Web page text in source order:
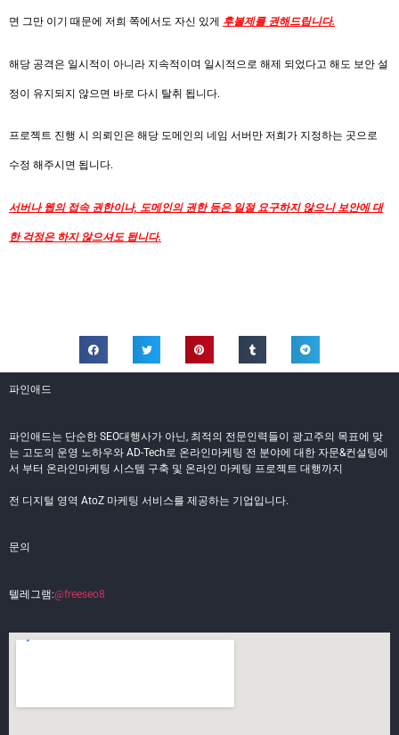
면 그만 이기 때문에 저희 쪽에서도 자신 있게 후불제를 권해드립니다.
해당 공격은 일시적이 아니라 지속적이며 일시적으로 해제 되었다고 해도 보안 설
정이 유지되지 않으면 바로 다시 탈취 됩니다.
프로젝트 진행 시 의뢰인은 해당 도메인의 네임 서버만 저희가 지정하는 곳으로
수정 해주시면 됩니다.
서버나 웹의 접속 권한이나, 도메인의 권한 등은 일절 요구하지 않으니 보안에 대
한 걱정은 하지 않으셔도 됩니다.
파인애드
파인애드는 단순한 SEO대행사가 아닌, 최적의 전문인력들이 광고주의 목표에 맞
는 고도의 운영 노하우와 AD-Tech로 온라인마케팅 전 분야에 대한 자문&컨설팅에
서 부터 온라인마케팅 시스템 구축 및 온라인 마케팅 프로젝트 대행까지
전 디지털 영역 AtoZ 마케팅 서비스를 제공하는 기업입니다.
문의
텔레그램:@freeseo8